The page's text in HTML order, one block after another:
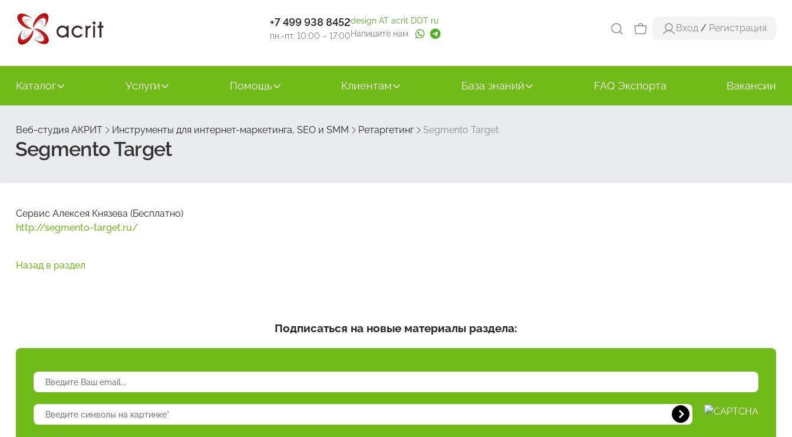
+7 499 938 8452
пн.-пт. 10:00 – 17:00
design AT acrit DOT ru
Напишите нам
Вход / Регистрация
Каталог Услуги Помощь Клиентам База знаний FAQ Экспорта Вакансии
Веб-студия АКРИТ Инструменты для интернет-маркетинга, SEO и SMM Ретаргетинг Segmento Target
Segmento Target
Сервис Алексея Князева (Бесплатно)
http://segmento-target.ru/
Назад в раздел
Подписаться на новые материалы раздела: